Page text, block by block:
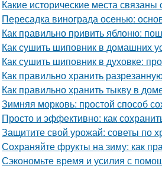
Какие исторические места
Пересадка винограда осенью:
Как правильно привить яблоню:
Как сушить шиповник в домашних
Как сушить шиповник в духовке:
Как правильно хранить
Как правильно хранить тыкву в
Зимняя морковь: простой способ
Просто и эффективно: как
Защитите свой урожай: советы по
Сохраняйте фрукты на зиму: как
Сэкономьте время и усилия с